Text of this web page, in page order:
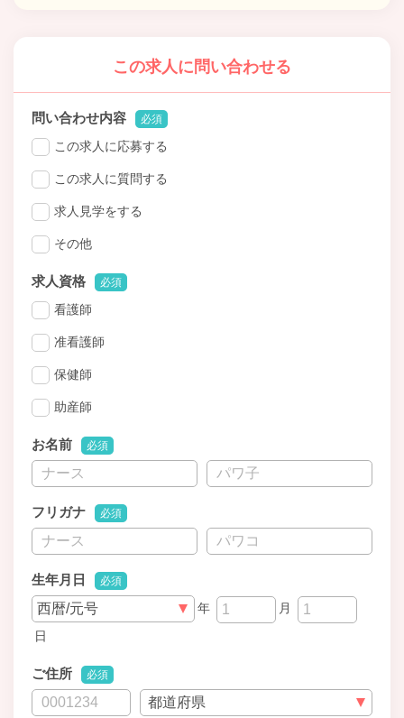
この求人に問い合わせる
問い合わせ内容 必須
この求人に応募する
この求人に質問する
求人見学をする
その他
求人資格 必須
看護師
准看護師
保健師
助産師
お名前 必須
フリガナ 必須
生年月日 必須
年
月
日
ご住所 必須